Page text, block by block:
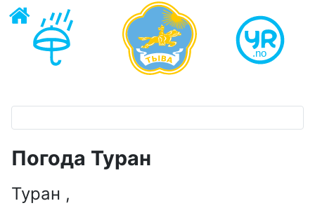
Погода Туран
Туран ,